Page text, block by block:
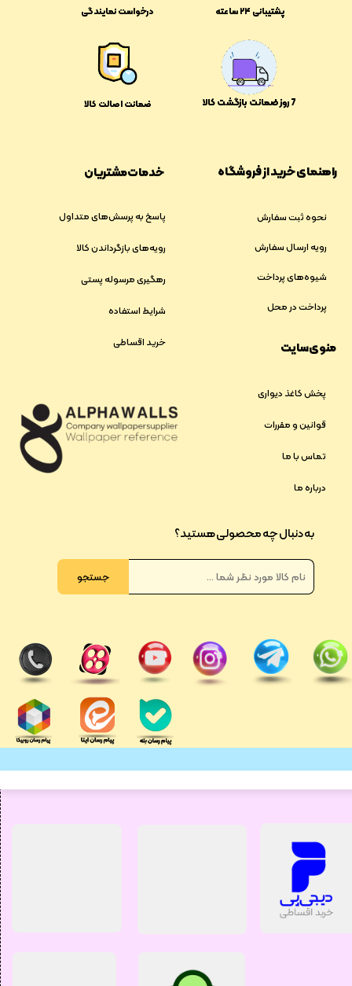
پشتیبانی ۲۴ ساعته درخواست نمایندگی
ضمانت اصالت کالا
راهنمای خرید از فروشگاه
نحوه ثبت سفارش
رویه ارسال سفارش
شیوه‌های پرداخت
پرداخت در محل
خدمات مشتریان
پاسخ به پرسش‌های متداول
رویه‌های بازگرداندن کالا
رهگیری مرسوله پستی
شرایط استفاده
خرید اقساطی
منوی سایت
پخش کاغذ دیواری
قوانین و مقررات
تماس با ما
درباره ما
به دنبال چه محصولی هستید؟
جستجو
​​7 روز ضمانت بازگشت کالا